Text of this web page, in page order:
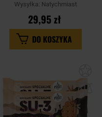
Wysyłka: Natychmiast
29,95 zł
DO KOSZYKA